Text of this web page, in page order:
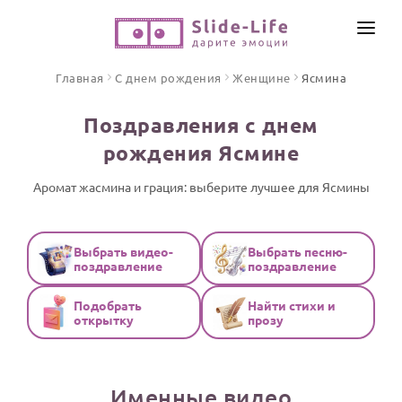
ПО ФОРМАТУ
Открытки
Стихи и тексты
ПРАЗДНИКИ
С Днем рождения
ИНСТРУМЕНТЫ
ОТЗЫВЫ
Главная С днем рождения Женщине Ясмина
Поздравления с днем
рождения Ясмине
Аромат жасмина и грация: выберите лучшее для Ясмины
Выбрать видео-
поздравление
Выбрать песню-
поздравление
Подобрать
открытку
Найти стихи и
прозу